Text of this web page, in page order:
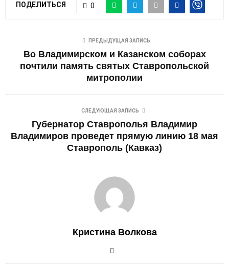
ПОДЕЛИТЬСЯ 0
ПРЕДЫДУЩАЯ ЗАПИСЬ
Во Владимирском и Казанском соборах
почтили память святых Ставропольской
митрополии
СЛЕДУЮЩАЯ ЗАПИСЬ
Губернатор Ставрополья Владимир
Владимиров проведет прямую линию 18 мая
Ставрополь (Кавказ)
Кристина Волкова